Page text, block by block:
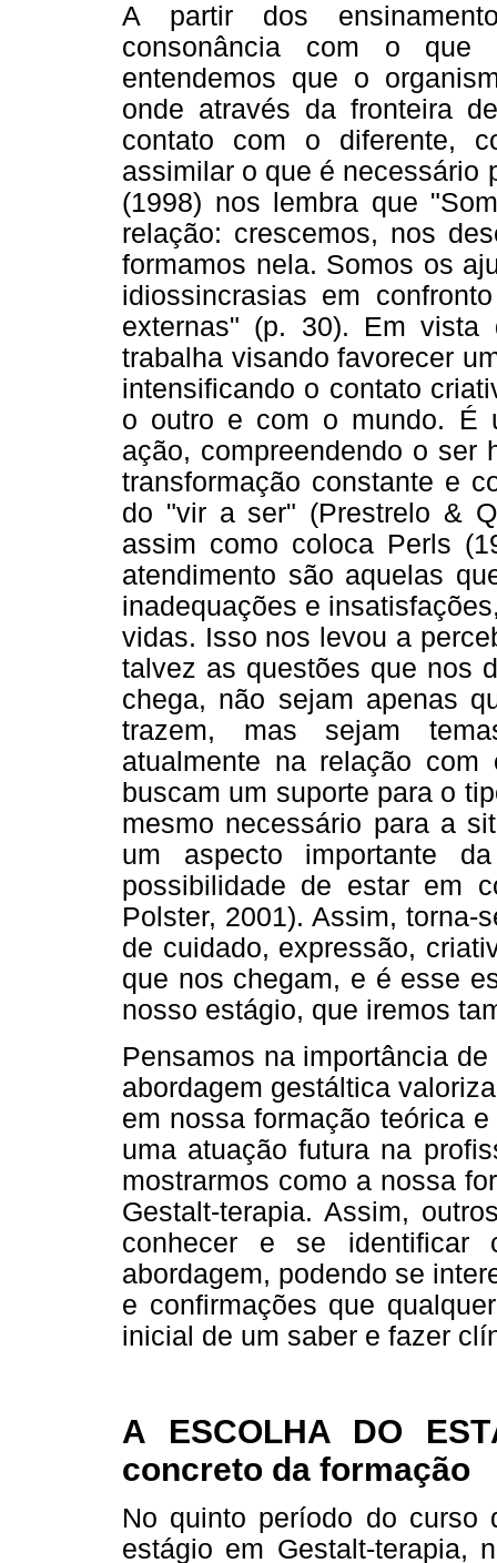
A partir dos
consonância com o que
entendemos que o
onde através da fronteira
contato com o diferente,
assimilar o que é necessário
(1998) nos lembra que
relação: crescemos, nos
formamos nela. Somos os
idiossincrasias em
externas" (p. 30). Em vista
trabalha visando favorecer
intensificando o contato
o outro e com o mundo. É
ação, compreendendo o ser
transformação constante e
do "vir a ser" (Prestrelo &
assim como coloca Perls
atendimento são aquelas
inadequações e
vidas. Isso nos levou a
talvez as questões que nos
chega, não sejam apenas
trazem, mas sejam
atualmente na relação
buscam um suporte para o
mesmo necessário para a
um aspecto importante
possibilidade de estar em
Polster, 2001). Assim, torna-
de cuidado, expressão,
que nos chegam, e é esse
nosso estágio, que iremos
Pensamos na importância
abordagem gestáltica
em nossa formação teórica
uma atuação futura na
mostrarmos como a nossa
Gestalt-terapia. Assim,
conhecer e se identificar
abordagem, podendo se
e confirmações que
inicial de um saber e fazer
A ESCOLHA DO
concreto da formação
No quinto período do curso
estágio em Gestalt-terapia,